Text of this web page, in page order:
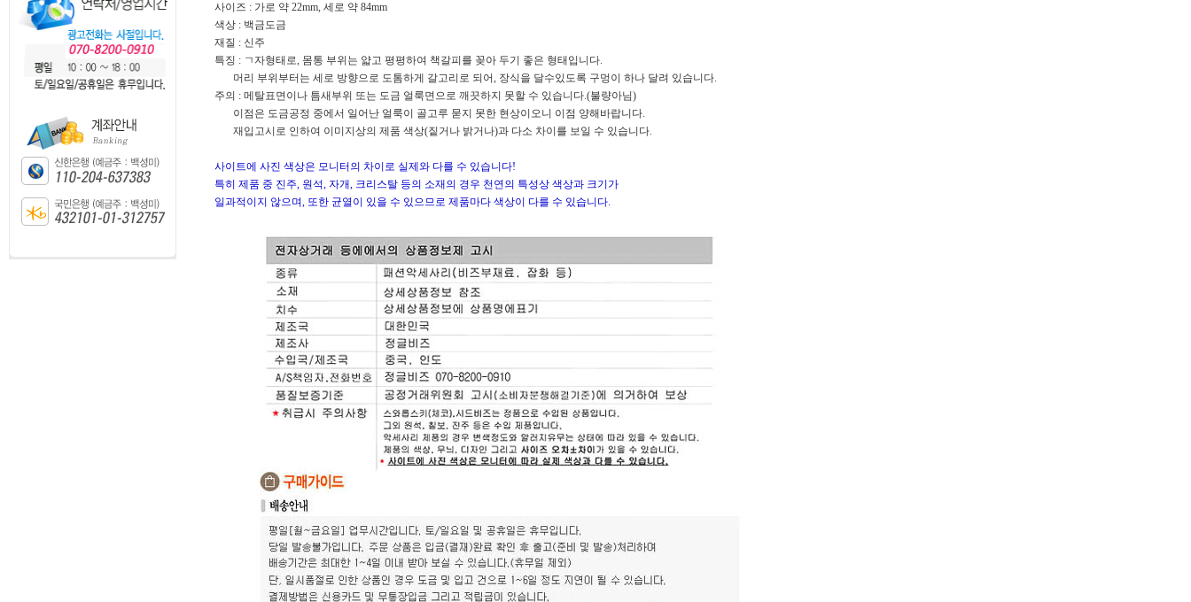
사이즈 : 가로 약 22mm, 세로 약 84mm
색상 : 백금도금
재질 : 신주
특징 : ㄱ자형태로, 몸통 부위는 얇고 평평하여 책갈피를 꽂아 두기 좋은 형태입니다.
머리 부위부터는 세로 방향으로 도톰하게 갈고리로 되어, 장식을 달수있도록 구멍이 하나 달려 있습니다.
주의 : 메탈표면이나 틈새부위 또는 도금 얼룩면으로 깨끗하지 못할 수 있습니다.(불량아님)
이점은 도금공정 중에서 일어난 얼룩이 골고루 묻지 못한 현상이오니 이점 양해바랍니다.
재입고시로 인하여 이미지상의 제품 색상(짙거나 밝거나)과 다소 차이를 보일 수 있습니다.
사이트에 사진 색상은 모니터의 차이로 실제와 다를 수 있습니다!
특히 제품 중 진주, 원석, 자개, 크리스탈 등의 소재의 경우 천연의 특성상 색상과 크기가
일과적이지 않으며, 또한 균열이 있을 수 있으므로 제품마다 색상이 다를 수 있습니다.